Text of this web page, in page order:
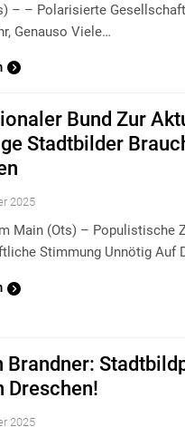
– – Polarisierte
Genauso Viele…
Bund Zur
Stadtbilder
2025
Main (ots) – Populistische
Stimmung Unnötig Auf
Brandner:
Dreschen!
2025